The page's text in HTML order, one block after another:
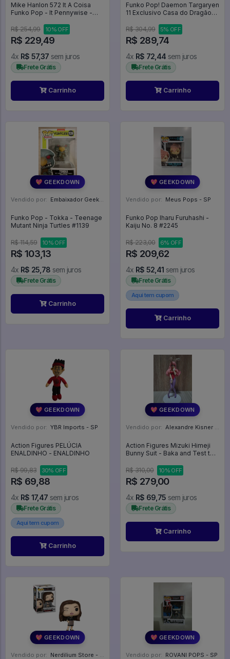
Mike Hanlon 572 It A Coisa
Funko Pop - It Pennywise -
FUNKO POP #572
R$ 254,99 10% OFF
R$ 229,49
4x R$ 57,37 sem juros
Frete Grátis
Carrinho
Funko Pop! Daemon Targaryen
11 Exclusivo Casa do Dragão
R$ 304,99
5% OFF
R$ 289,74
4x R$ 72,44 sem juros
Frete Grátis
Carrinho
💖 GEEKDOWN
Vendido por: Embaixador Geek - SP
Funko Pop - Tokka - Teenage
Mutant Ninja Turtles #1139
R$ 114,59 10% OFF
R$ 103,13
4x R$ 25,78 sem juros
Frete Grátis
Carrinho
💖 GEEKDOWN
Vendido por: Meus Pops - SP
Funko Pop Iharu Furuhashi -
Kaiju No. 8 #2245
R$ 223,00 6% OFF
R$ 209,62
4x R$ 52,41 sem juros
Frete Grátis
Aqui tem cupom
Carrinho
💖 GEEKDOWN
Vendido por: YBR Imports - SP
Action Figures PELÚCIA
ENALDINHO - ENALDINHO
R$ 99,83 30% OFF
R$ 69,88
4x R$ 17,47 sem juros
Frete Grátis
Aqui tem cupom
Carrinho
💖 GEEKDOWN
Vendido por: Alexandre Kisner - PR
Action Figures Mizuki Himeji
Bunny Suit - Baka and Test to
R$ 310,00
10% OFF
R$ 279,00
4x R$ 69,75 sem juros
Frete Grátis
Carrinho
💖 GEEKDOWN
Vendido por: Nerdilium Store - SP
💖 GEEKDOWN
Vendido por: ROVANI POPS - SP